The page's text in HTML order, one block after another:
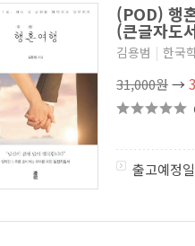
(POD) 행
(큰글자도
김용범 | 한국
31,000원→
출고예정